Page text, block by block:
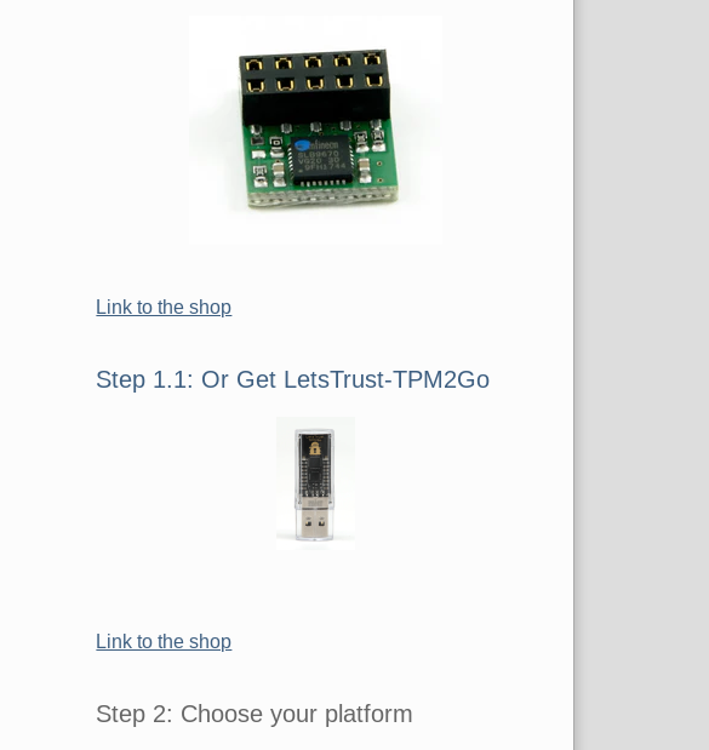
Link to the shop
Step 1.1: Or Get LetsTrust-TPM2Go
Link to the shop
Step 2: Choose your platform